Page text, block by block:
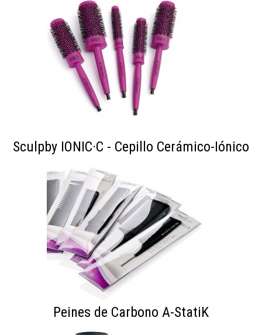
Sculpby IONIC·C - Cepillo Cerámico-Iónico
Peines de Carbono A-StatiK